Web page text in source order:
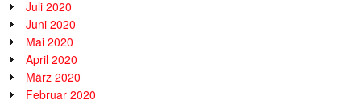
Juli 2020
Juni 2020
Mai 2020
April 2020
März 2020
Februar 2020